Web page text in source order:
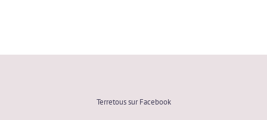
Terretous sur Facebook